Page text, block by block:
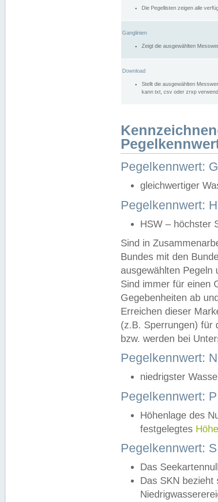
Die Pegellisten zeigen alle
Ganglinien
Zeigt die ausgewählten
Download
Stellt die ausgewählten
kann txt, csv oder zrxp
Pegelkennwert:
gleichwertiger
Pegelkennwert:
HSW – höchster
Sind in
Bundes mit den
ausgewählten
Sind immer für einen
Gegebenheiten ab
Erreichen dieser
(z.B. Sperrungen) für
bzw. werden bei
Pegelkennwert:
niedrigster
Pegelkennwert:
Höhenlage des
festgelegtes
Pegelkennwert:
Das
Das SKN